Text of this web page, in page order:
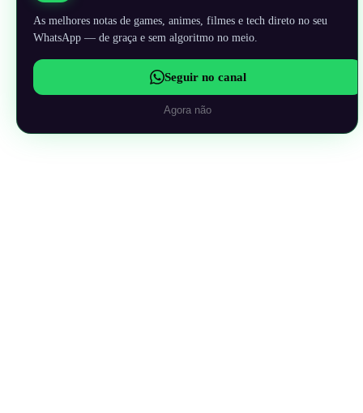
As melhores notas de games, animes, filmes e tech direto no seu
WhatsApp — de graça e sem algoritmo no meio.
Seguir no canal
Agora não